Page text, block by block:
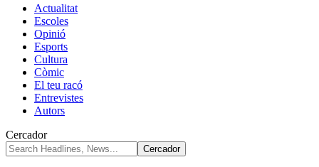
Actualitat
Escoles
Opinió
Esports
Cultura
Còmic
El teu racó
Entrevistes
Autors
Cercador